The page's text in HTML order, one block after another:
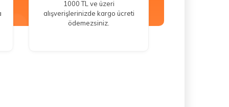
1000 TL ve üzeri
alışverişlerinizde kargo ücreti
ödemezsiniz.